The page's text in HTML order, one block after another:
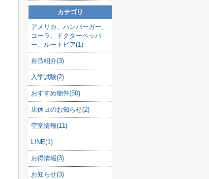
カテゴリ
アメリカ、ハンバーガー、
コーラ、ドクターペッパ
ー、ルートビア(1)
自己紹介(3)
入学試験(2)
おすすめ物件(50)
店休日のお知らせ(2)
空室情報(11)
LINE(1)
お得情報(3)
お知らせ(3)